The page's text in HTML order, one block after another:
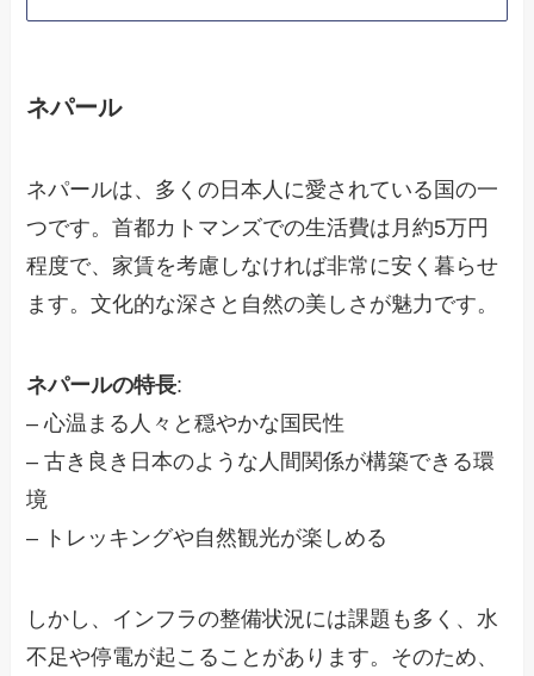
ネパール
ネパールは、多くの日本人に愛されている国の一
つです。首都カトマンズでの生活費は月約5万円
程度で、家賃を考慮しなければ非常に安く暮らせ
ます。文化的な深さと自然の美しさが魅力です。
ネパールの特長:
– 心温まる人々と穏やかな国民性
– 古き良き日本のような人間関係が構築できる環
境
– トレッキングや自然観光が楽しめる
しかし、インフラの整備状況には課題も多く、水
不足や停電が起こることがあります。そのため、